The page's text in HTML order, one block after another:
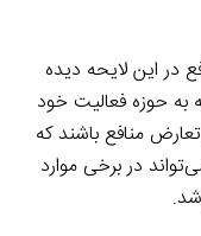
در این لایحه دیده
حوزه فعالیت خود
منافع باشند که
در برخی موارد